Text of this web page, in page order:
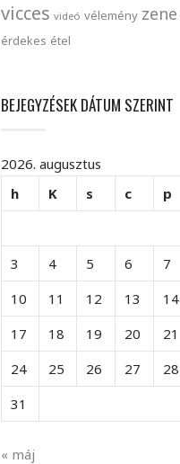
vicces videó vélemény zene
érdekes étel
BEJEGYZÉSEK DÁTUM SZERINT
2026. augusztus
h
K s c p
3
4 5 6 7
10
11 12 13 14
17
18 19 20 21
24
25 26 27 28
31
« máj